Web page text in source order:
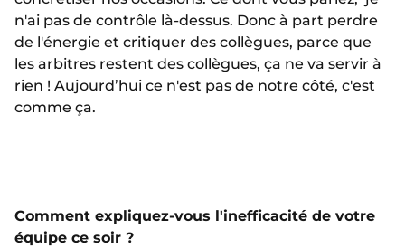
n'ai pas de contrôle là-dessus. Donc à part perdre
de l'énergie et critiquer des collègues, parce que
les arbitres restent des collègues, ça ne va servir à
rien ! Aujourd’hui ce n'est pas de notre côté, c'est
comme ça.
Comment expliquez-vous l'inefficacité de votre
équipe ce soir ?